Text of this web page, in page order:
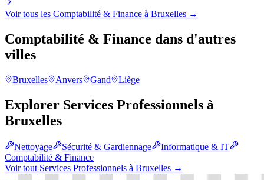
Voir tous les Comptabilité & Finance à Bruxelles →
Comptabilité & Finance dans d'autres
villes
Bruxelles Anvers Gand Liège
Explorer Services Professionnels à
Bruxelles
Nettoyage Sécurité & Gardiennage
Informatique & IT
Comptabilité & Finance
Voir tout Services Professionnels à Bruxelles →